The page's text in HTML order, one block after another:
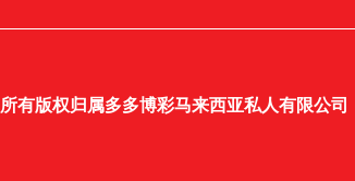
所有版权归属多多博彩马来西亚私人有限公司